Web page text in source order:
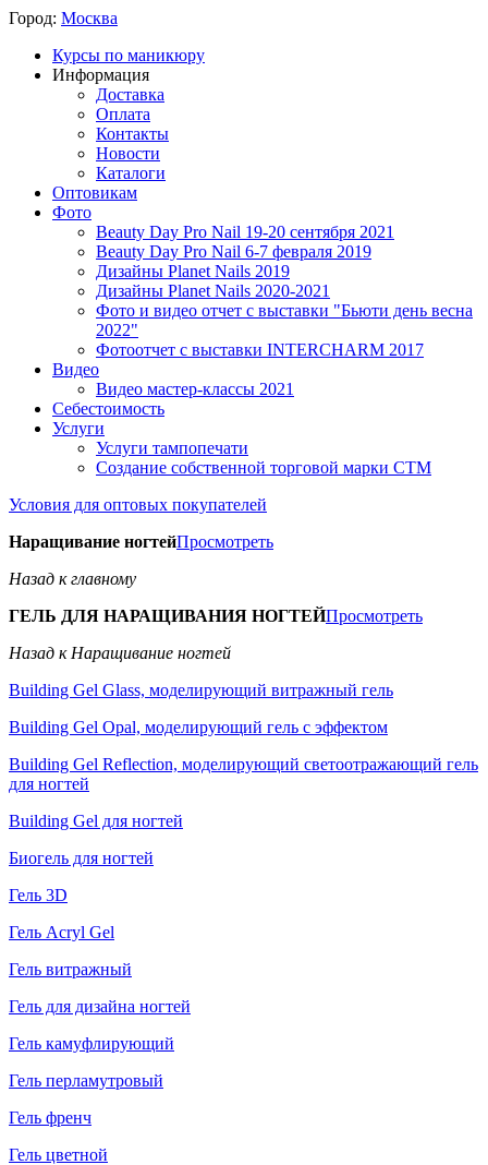
Город: Москва
Курсы по маникюру
Информация
Доставка
Оплата
Контакты
Новости
Каталоги
Оптовикам
Фото
Beauty Day Pro Nail 19-20 сентября 2021
Beauty Day Pro Nail 6-7 февраля 2019
Дизайны Planet Nails 2019
Дизайны Planet Nails 2020-2021
Фото и видео отчет с выставки "Бьюти день весна
2022"
Фотоотчет с выставки INTERCHARM 2017
Видео
Видео мастер-классы 2021
Себестоимость
Услуги
Услуги тампопечати
Создание собственной торговой марки СТМ
Условия для оптовых покупателей
Наращивание ногтейПросмотреть
Назад к главному
ГЕЛЬ ДЛЯ НАРАЩИВАНИЯ НОГТЕЙПросмотреть
Назад к Наращивание ногтей
Building Gel Glass, моделирующий витражный гель
Building Gel Opal, моделирующий гель с эффектом
Building Gel Reflection, моделирующий светоотражающий гель
для ногтей
Building Gel для ногтей
Биогель для ногтей
Гель 3D
Гель Acryl Gel
Гель витражный
Гель для дизайна ногтей
Гель камуфлирующий
Гель перламутровый
Гель френч
Гель цветной